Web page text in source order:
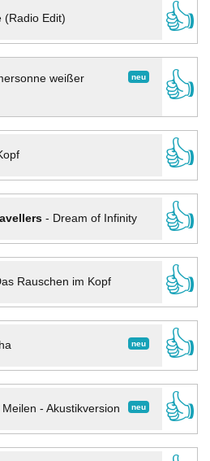
(Radio Edit)
👍
neu
weißer
👍
👍
- Dream of Infinity
👍
Rauschen im Kopf
👍
neu
👍
neu
Meilen - Akustikversion
👍